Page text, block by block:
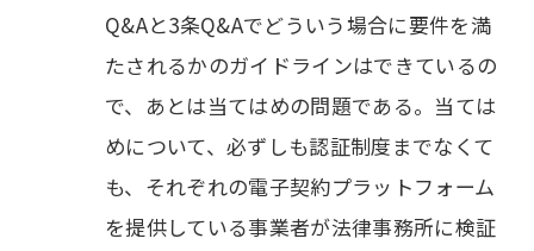
Q&Aと3条Q&Aでどういう場合に要件を満
たされるかのガイドラインはできているの
で、あとは当てはめの問題である。当ては
めについて、必ずしも認証制度までなくて
も、それぞれの電子契約プラットフォーム
を提供している事業者が法律事務所に検証